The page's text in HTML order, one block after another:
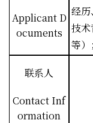
Applicant D
ocuments
经历
技
等
联系人
Contact Inf
ormation